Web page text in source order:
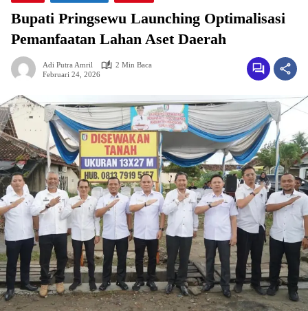
Bupati Pringsewu Launching Optimalisasi
Pemanfaatan Lahan Aset Daerah
Adi Putra Amril
2 Min Baca
Februari 24, 2026